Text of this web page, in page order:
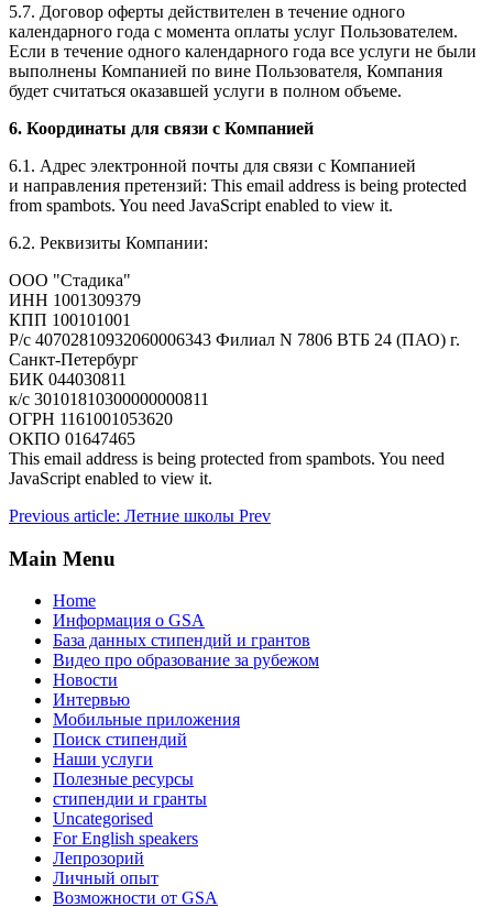
5.7. Договор оферты действителен в течение одного
календарного года с момента оплаты услуг Пользователем.
Если в течение одного календарного года все услуги не были
выполнены Компанией по вине Пользователя, Компания
будет считаться оказавшей услуги в полном объеме.
6. Координаты для связи с Компанией
6.1. Адрес электронной почты для связи с Компанией
и направления претензий: This email address is being protected
from spambots. You need JavaScript enabled to view it.
6.2. Реквизиты Компании:
ООО "Стадика"
ИНН 1001309379
КПП 100101001
Р/с 40702810932060006343 Филиал N 7806 ВТБ 24 (ПАО) г.
Санкт-Петербург
БИК 044030811
к/с 30101810300000000811
ОГРН 1161001053620
ОКПО 01647465
This email address is being protected from spambots. You need
JavaScript enabled to view it.
Previous article: Летние школы Prev
Main Menu
Home
Информация о GSA
База данных стипендий и грантов
Видео про образование за рубежом
Новости
Интервью
Мобильные приложения
Поиск стипендий
Наши услуги
Полезные ресурсы
стипендии и гранты
Uncategorised
For English speakers
Лепрозорий
Личный опыт
Возможности от GSA